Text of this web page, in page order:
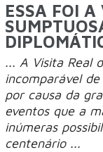
ESSA FOI A
... A Visita Real
incomparável
por causa da
eventos que a
inúmeras
centenário ...